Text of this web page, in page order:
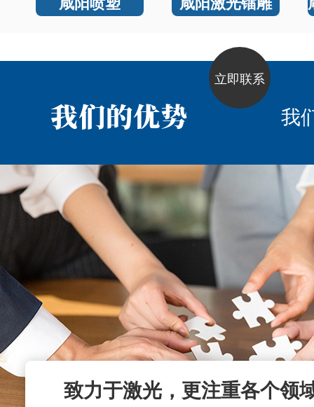
立即联系
我
致力于激光，更注重各个领
技术团队俯身耕耘，好品质
打造高速精密产品品
产品性能稳定，打造行业
致力于激光，更注重各个领
技术团队俯身耕耘，好品质